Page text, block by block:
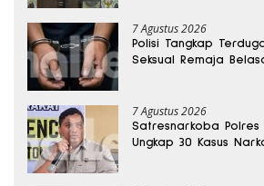
7 Agustus 2026
Polisi Tangkap
Seksual Remaja
7 Agustus 2026
Satresnarkoba Polres
Ungkap 30 Kasus